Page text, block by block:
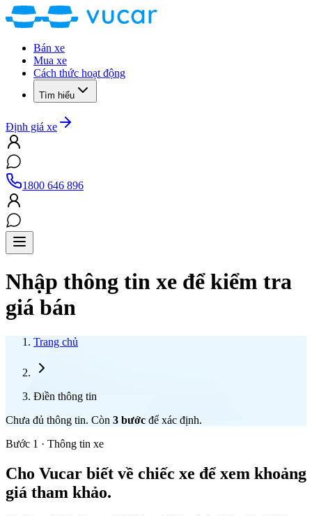
Bán xe
Mua xe
Cách thức hoạt động
Tìm hiểu
Định giá xe
1800 646 896
Nhập thông tin xe để kiểm tra
giá bán
Trang chủ
Điền thông tin
Chưa đủ thông tin. Còn 3 bước để xác định.
Bước 1 · Thông tin xe
Cho Vucar biết về chiếc xe để xem khoảng
giá tham khảo.